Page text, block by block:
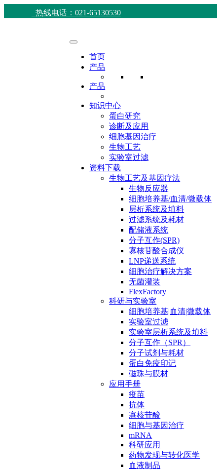
热线电话：021-65130530
首页
产品
产品
知识中心
蛋白研究
诊断及应用
细胞基因治疗
生物工艺
实验室过滤
资料下载
生物工艺及基因疗法
生物反应器
细胞培养基/血清/微载体
层析系统及填料
过滤系统及耗材
配储液系统
分子互作(SPR)
寡核苷酸合成仪
LNP递送系统
细胞治疗解决方案
无菌灌装
FlexFactory
科研与实验室
细胞培养基|血清|微载体
实验室过滤
实验室层析系统及填料
分子互作（SPR）
分子试剂与耗材
蛋白免疫印记
磁珠与膜材
应用手册
疫苗
抗体
寡核苷酸
细胞与基因治疗
mRNA
科研应用
药物发现与转化医学
血液制品